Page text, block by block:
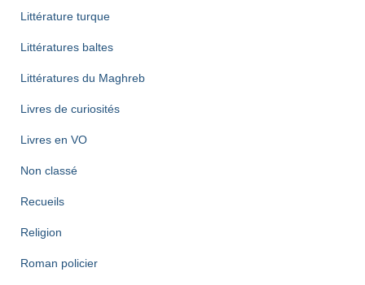
Littérature turque
Littératures baltes
Littératures du Maghreb
Livres de curiosités
Livres en VO
Non classé
Recueils
Religion
Roman policier